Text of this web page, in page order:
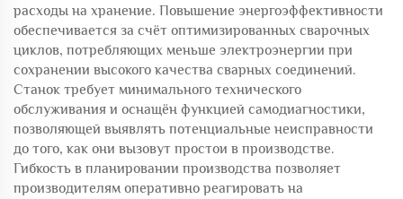
расходы на хранение. Повышение энергоэффективности
обеспечивается за счёт оптимизированных сварочных
циклов, потребляющих меньше электроэнергии при
сохранении высокого качества сварных соединений.
Станок требует минимального технического
обслуживания и оснащён функцией самодиагностики,
позволяющей выявлять потенциальные неисправности
до того, как они вызовут простои в производстве.
Гибкость в планировании производства позволяет
производителям оперативно реагировать на